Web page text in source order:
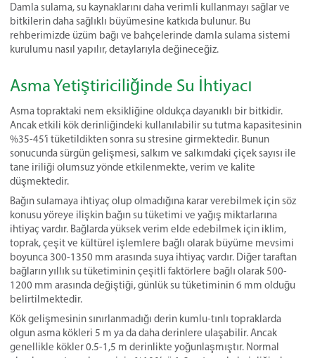
Damla sulama, su kaynaklarını daha verimli kullanmayı sağlar ve
bitkilerin daha sağlıklı büyümesine katkıda bulunur. Bu
rehberimizde üzüm bağı ve bahçelerinde damla sulama sistemi
kurulumu nasıl yapılır, detaylarıyla değineceğiz.
Asma Yetiştiriciliğinde Su İhtiyacı
Asma topraktaki nem eksikliğine oldukça dayanıklı bir bitkidir.
Ancak etkili kök derinliğindeki kullanılabilir su tutma kapasitesinin
%35-45’i tüketildikten sonra su stresine girmektedir. Bunun
sonucunda sürgün gelişmesi, salkım ve salkımdaki çiçek sayısı ile
tane iriliği olumsuz yönde etkilenmekte, verim ve kalite
düşmektedir.
Bağın sulamaya ihtiyaç olup olmadığına karar verebilmek için söz
konusu yöreye ilişkin bağın su tüketimi ve yağış miktarlarına
ihtiyaç vardır. Bağlarda yüksek verim elde edebilmek için iklim,
toprak, çeşit ve kültürel işlemlere bağlı olarak büyüme mevsimi
boyunca 300-1350 mm arasında suya ihtiyaç vardır. Diğer taraftan
bağların yıllık su tüketiminin çeşitli faktörlere bağlı olarak 500-
1200 mm arasında değiştiği, günlük su tüketiminin 6 mm olduğu
belirtilmektedir.
Kök gelişmesinin sınırlanmadığı derin kumlu-tınlı topraklarda
olgun asma kökleri 5 m ya da daha derinlere ulaşabilir. Ancak
genellikle kökler 0.5-1,5 m derinlikte yoğunlaşmıştır. Normal